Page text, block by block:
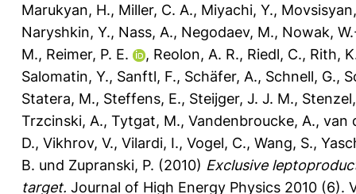
Marukyan, H., Miller, C. A., Miyachi, Y.,
Naryshkin, Y., Nass, A., Negodaev, M., Nowak,
M., Reimer, P. E. , Reolon, A. R., Riedl, C., Rith,
Salomatin, Y., Sanftl, F., Schäfer, A., Schnell, G.,
Statera, M., Steffens, E., Steijger, J. J. M.,
Trzcinski, A., Tytgat, M., Vandenbroucke, A., van
D., Vikhrov, V., Vilardi, I., Vogel, C., Wang, S.,
B. und Zupranski, P. (2010) Exclusive
target. Journal of High Energy Physics 2010 (6).